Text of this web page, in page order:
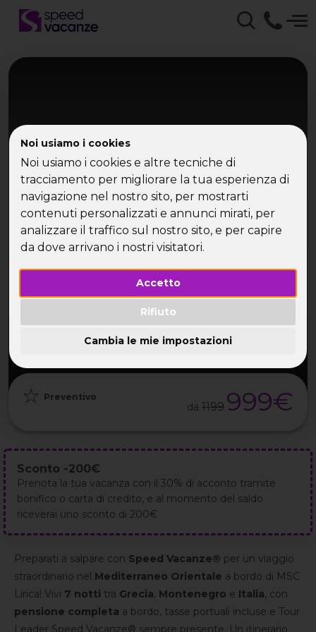
Noi usiamo i cookies
Noi usiamo i cookies e altre tecniche di
tracciamento per migliorare la tua esperienza di
navigazione nel nostro sito, per mostrarti
contenuti personalizzati e annunci mirati, per
analizzare il traffico sul nostro sito, e per capire
da dove arrivano i nostri visitatori.
Accetto
Rifiuto
Cambia le mie impostazioni
Mediterraneo Orientale
MSC Crociera Isole Greche
8GG / 7NT 32-55 ANNI
Preventivo
da 1199 999€
Sconto -200€
Prenota la tua vacanza con il 30% di acconto tramite
bonifico o carta di credito, e al momento del saldo
riceverai uno sconto di 200€
Preparati a salpare con Speed Vacanze® per un viaggio
straordinario nel Mediterraneo Orientale a bordo di MSC
Lirica! Vivi 7 notti tra Grecia, Montenegro e Italia, con
pensione completa a bordo, tasse portuali incluse e Tour
Leader Speed Vacanze® sempre presente. Un itinerario